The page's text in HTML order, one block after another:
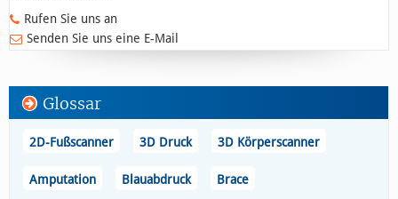
Rufen Sie uns an
Senden Sie uns eine E-Mail
Glossar
2D-Fußscanner 3D Druck 3D Körperscanner
Amputation Blauabdruck Brace